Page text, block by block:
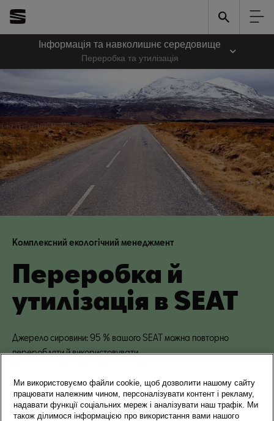
Інформація та навколишнє середовище
Переробка та утилізація
Комплексний екологічний менеджмент
Переробка й
утилізація в SEAT
Джерело сировини: 95 % вашого SEAT можна повторно
переробляти й використовувати
Ми використовуємо файли cookie, щоб дозволити нашому сайту
працювати належним чином, персоналізувати контент і рекламу,
надавати функції соціальних мереж і аналізувати наш трафік. Ми
також ділимося інформацією про використання вами нашого